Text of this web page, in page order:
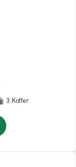
3 Koffer